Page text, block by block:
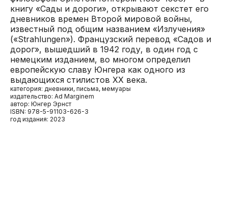
книгу «Сады и дороги», открывают секстет его
дневников времен Второй мировой войны,
известный под общим названием «Излучения»
(«Strahlungen»). Французский перевод «Садов и
дорог», вышедший в 1942 году, в один год с
немецким изданием, во многом определил
европейскую славу Юнгера как одного из
выдающихся стилистов XX века.
категория: дневники, письма, мемуары
издательство: Ad Marginem
автор: Юнгер Эрнст
ISBN: 978-5-91103-626-3
год издания: 2023